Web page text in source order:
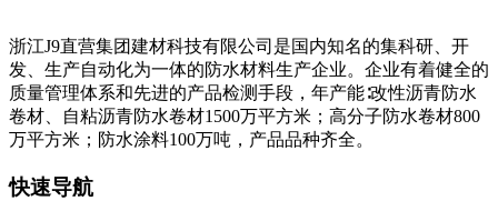
浙江J9直营集团建材科技有限公司是国内知名的集科研、开
发、生产自动化为一体的防水材料生产企业。企业有着健全的
质量管理体系和先进的产品检测手段，年产能∶改性沥青防水
卷材、自粘沥青防水卷材1500万平方米；高分子防水卷材800
万平方米；防水涂料100万吨，产品品种齐全。
快速导航